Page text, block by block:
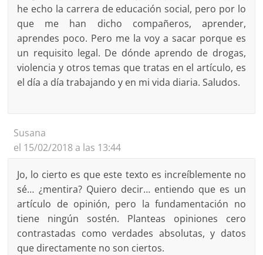
he echo la carrera de educación social, pero por lo
que me han dicho compañeros, aprender,
aprendes poco. Pero me la voy a sacar porque es
un requisito legal. De dónde aprendo de drogas,
violencia y otros temas que tratas en el artículo, es
el día a día trabajando y en mi vida diaria. Saludos.
Susana
el 15/02/2018 a las 13:44
Jo, lo cierto es que este texto es increíblemente no
sé… ¿mentira? Quiero decir… entiendo que es un
artículo de opinión, pero la fundamentación no
tiene ningún sostén. Planteas opiniones cero
contrastadas como verdades absolutas, y datos
que directamente no son ciertos.